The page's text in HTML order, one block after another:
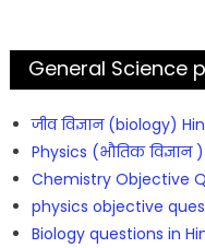
General Science
जीव विज्ञान (biology)
Physics (भौतिक
Chemistry Objective
physics objective
Biology questions in